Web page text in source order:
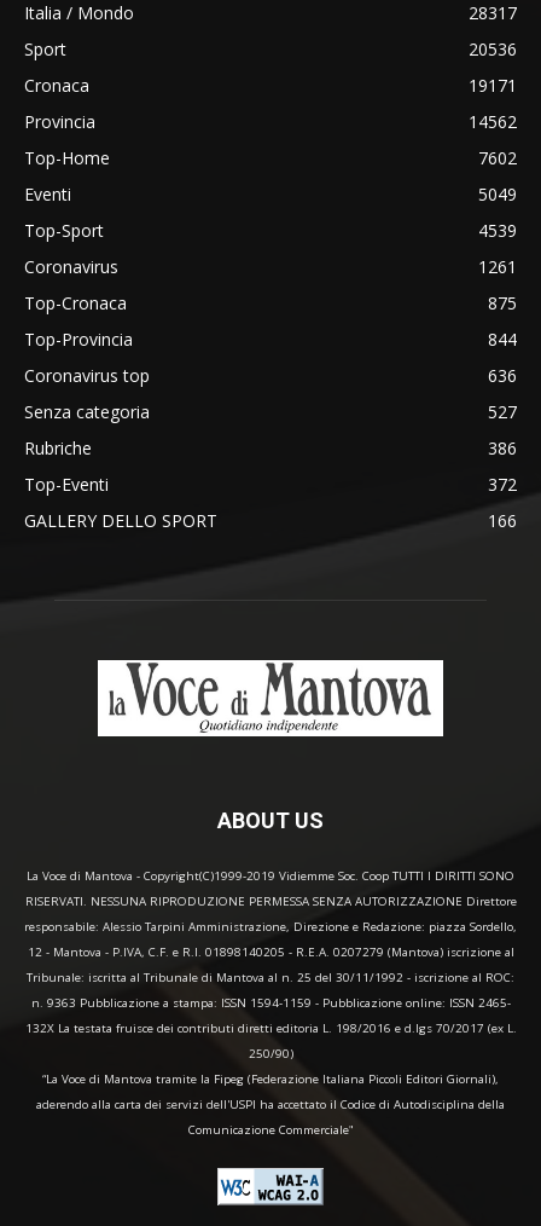
Italia / Mondo
28317
Sport
20536
Cronaca
19171
Provincia
14562
Top-Home
7602
Eventi
5049
Top-Sport
4539
Coronavirus
1261
Top-Cronaca
875
Top-Provincia
844
Coronavirus top
636
Senza categoria
527
Rubriche
386
Top-Eventi
372
GALLERY DELLO SPORT
166
ABOUT US
La Voce di Mantova - Copyright(C)1999-2019 Vidiemme Soc. Coop TUTTI I DIRITTI SONO
RISERVATI. NESSUNA RIPRODUZIONE PERMESSA SENZA AUTORIZZAZIONE Direttore
responsabile: Alessio Tarpini Amministrazione, Direzione e Redazione: piazza Sordello,
12 - Mantova - P.IVA, C.F. e R.I. 01898140205 - R.E.A. 0207279 (Mantova) iscrizione al
Tribunale: iscritta al Tribunale di Mantova al n. 25 del 30/11/1992 - iscrizione al ROC:
n. 9363 Pubblicazione a stampa: ISSN 1594-1159 - Pubblicazione online: ISSN 2465-
132X La testata fruisce dei contributi diretti editoria L. 198/2016 e d.lgs 70/2017 (ex L.
250/90)
“La Voce di Mantova tramite la Fipeg (Federazione Italiana Piccoli Editori Giornali),
aderendo alla carta dei servizi dell'USPI ha accettato il Codice di Autodisciplina della
Comunicazione Commerciale"